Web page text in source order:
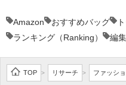
Amazon おすすめバッグ
ランキング（Ranking）
編
TOP > リサーチ > ファッシ